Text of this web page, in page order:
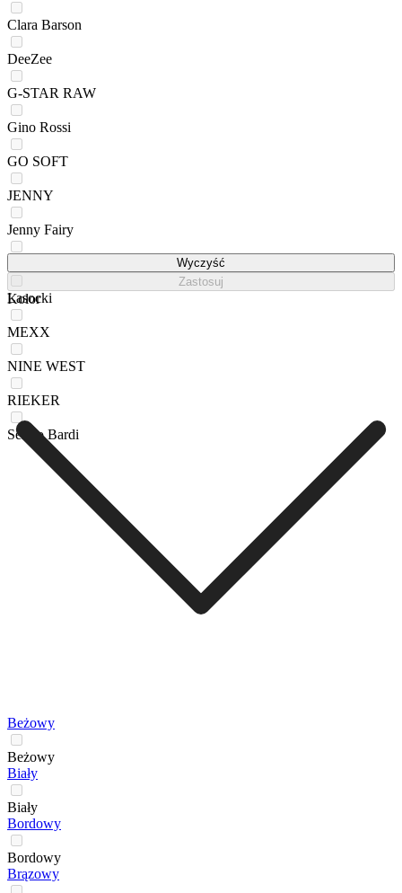
Clara Barson
DeeZee
G-STAR RAW
Gino Rossi
GO SOFT
JENNY
Jenny Fairy
Lasocki
MEXX
NINE WEST
RIEKER
Sergio Bardi
Wyczyść
Zastosuj
Kolor
Beżowy
Beżowy
Biały
Biały
Bordowy
Bordowy
Brązowy